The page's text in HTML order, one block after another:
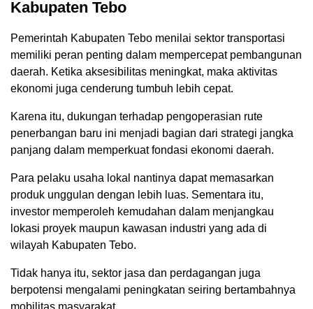
Kabupaten Tebo
Pemerintah Kabupaten Tebo menilai sektor transportasi
memiliki peran penting dalam mempercepat pembangunan
daerah. Ketika aksesibilitas meningkat, maka aktivitas
ekonomi juga cenderung tumbuh lebih cepat.
Karena itu, dukungan terhadap pengoperasian rute
penerbangan baru ini menjadi bagian dari strategi jangka
panjang dalam memperkuat fondasi ekonomi daerah.
Para pelaku usaha lokal nantinya dapat memasarkan
produk unggulan dengan lebih luas. Sementara itu,
investor memperoleh kemudahan dalam menjangkau
lokasi proyek maupun kawasan industri yang ada di
wilayah Kabupaten Tebo.
Tidak hanya itu, sektor jasa dan perdagangan juga
berpotensi mengalami peningkatan seiring bertambahnya